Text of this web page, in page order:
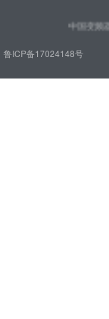
中国变频器
鲁ICP备17024148号